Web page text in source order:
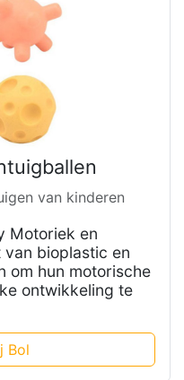
van kinderen
Motoriek en
bioplastic en
om hun motorische
ontwikkeling te
Bol